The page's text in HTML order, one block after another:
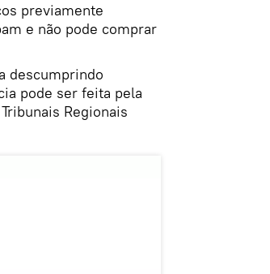
previamente
e não pode comprar
descumprindo
pode ser feita pela
Regionais